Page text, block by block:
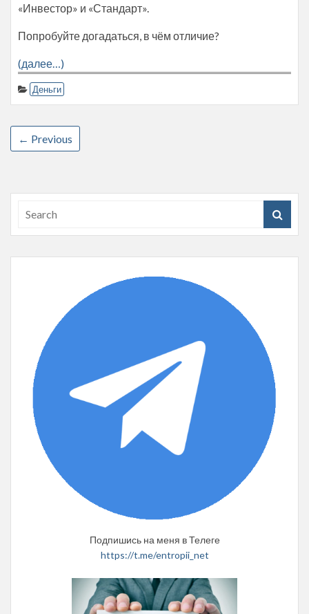
«Инвестор» и «Стандарт».
Попробуйте догадаться, в чём отличие?
(далее…)
Деньги
← Previous
Подпишись на меня в Телеге
https://t.me/entropii_net